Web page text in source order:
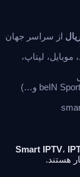
از سراسر جهان
موبایل، لپتاپ،
Smart IPTV،
هستند.